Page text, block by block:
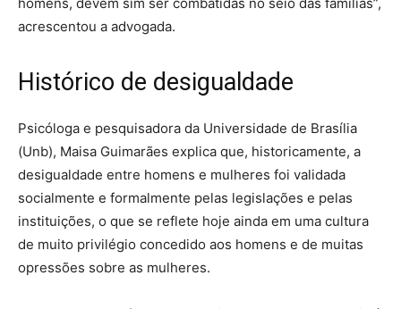
acrescentou a advogada.
Histórico de desigualdade
Psicóloga e pesquisadora da Universidade de Brasília
(Unb), Maisa Guimarães explica que, historicamente, a
desigualdade entre homens e mulheres foi validada
socialmente e formalmente pelas legislações e pelas
instituições, o que se reflete hoje ainda em uma cultura
de muito privilégio concedido aos homens e de muitas
opressões sobre as mulheres.